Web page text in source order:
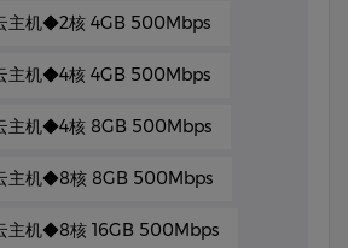
主机◆2核 4GB 500Mbps
主机◆4核 4GB 500Mbps
主机◆4核 8GB 500Mbps
主机◆8核 8GB 500Mbps
主机◆8核 16GB 500Mbps